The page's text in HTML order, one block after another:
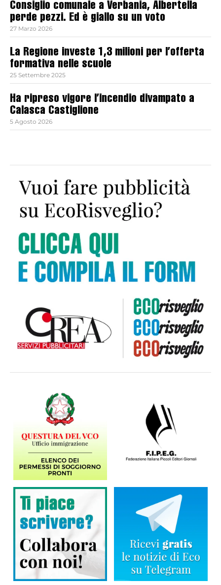
Consiglio comunale a Verbania, Albertella
perde pezzi. Ed è giallo su un voto
27 Marzo 2026
La Regione investe 1,3 milioni per l’offerta
formativa nelle scuole
25 Settembre 2025
Ha ripreso vigore l’incendio divampato a
Calasca Castiglione
5 Agosto 2026